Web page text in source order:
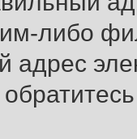
либо
адрес